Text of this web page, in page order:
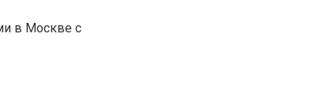
в Москве с